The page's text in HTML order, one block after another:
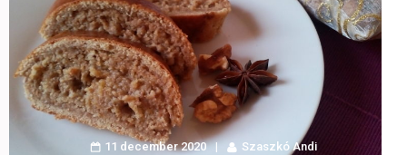
11 december 2020 Szaszkó Andi